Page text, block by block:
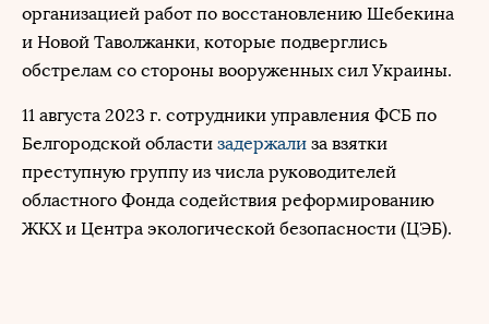
организацией работ по восстановлению Шебекина
и Новой Таволжанки, которые подверглись
обстрелам со стороны вооруженных сил Украины.
11 августа 2023 г. сотрудники управления ФСБ по
Белгородской области задержали за взятки
преступную группу из числа руководителей
областного Фонда содействия реформированию
ЖКХ и Центра экологической безопасности (ЦЭБ).